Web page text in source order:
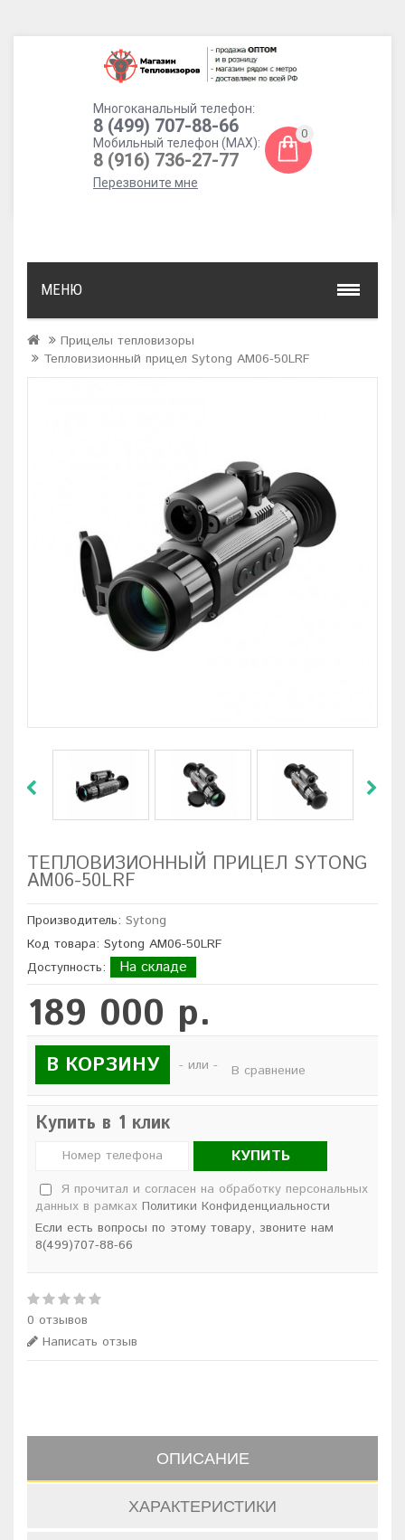
Многоканальный телефон:
8 (499) 707-88-66
Мобильный телефон (MAX):
8 (916) 736-27-77
Перезвоните мне
0
МЕНЮ
Прицелы тепловизоры
Тепловизионный прицел Sytong AM06-50LRF
ТЕПЛОВИЗИОННЫЙ ПРИЦЕЛ SYTONG
AM06-50LRF
Производитель: Sytong
Код товара: Sytong AM06-50LRF
Доступность:
На складе
189 000 р.
В КОРЗИНУ - или - В сравнение
Купить в 1 клик
КУПИТЬ
Я прочитал и согласен на обработку персональных
данных в рамках Политики Конфиденциальности
Если есть вопросы по этому товару, звоните нам
8(499)707-88-66
0 отзывов
Написать отзыв
ОПИСАНИЕ
ХАРАКТЕРИСТИКИ